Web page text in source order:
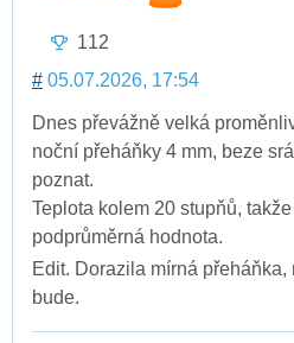
112
# 05.07.2026, 17:54
Dnes převážně velká
noční přeháňky 4 mm, beze
poznat.
Teplota kolem 20 stupňů,
podprůměrná hodnota.
Edit. Dorazila mírná
bude.